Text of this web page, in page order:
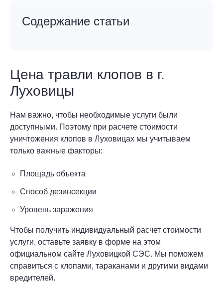
Содержание статьи
Цена травли клопов в г.
Луховицы
Нам важно, чтобы необходимые услуги были
доступными. Поэтому при расчете стоимости
уничтожения клопов в Луховицах мы учитываем
только важные факторы:
Площадь объекта
Способ дезинсекции
Уровень заражения
Чтобы получить индивидуальный расчет стоимости
услуги, оставьте заявку в форме на этом
официальном сайте Луховицкой СЭС. Мы поможем
справиться с клопами, тараканами и другими видами
вредителей.